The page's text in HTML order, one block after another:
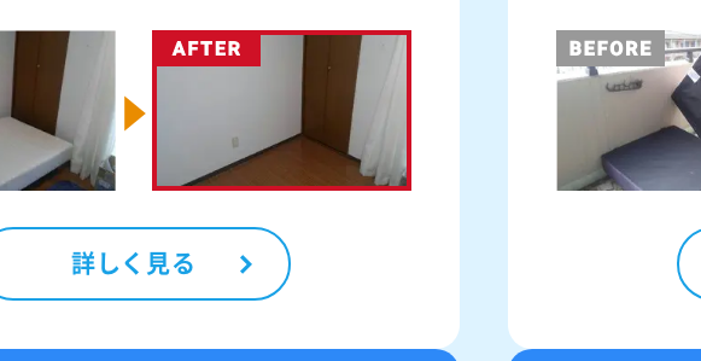
詳しく見る